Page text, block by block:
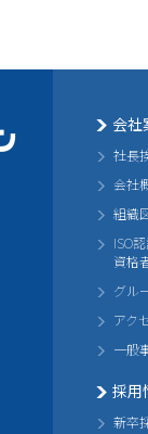
会社
社長
会社
組織
ISO
資格
グル
アク
一般
採用
新卒